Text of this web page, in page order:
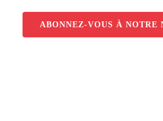
contenu
ABONNEZ-VOUS À NOTRE